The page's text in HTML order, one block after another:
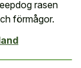
rasen
förmågor.